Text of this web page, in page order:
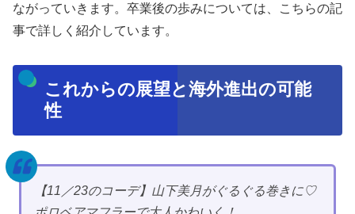
ながっていきます。卒業後の歩みについては、こちらの記
事で詳しく紹介しています。
これからの展望と海外進出の可能
性
【11／23のコーデ】山下美月がぐるぐる巻きに♡